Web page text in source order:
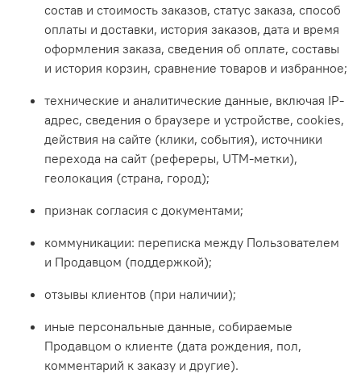
состав и стоимость заказов, статус заказа, способ
оплаты и доставки, история заказов, дата и время
оформления заказа, сведения об оплате, составы
и история корзин, сравнение товаров и избранное;
технические и аналитические данные, включая IP-
адрес, сведения о браузере и устройстве, сookies,
действия на сайте (клики, события), источники
перехода на сайт (рефереры, UTM-метки),
геолокация (страна, город);
признак согласия с документами;
коммуникации: переписка между Пользователем
и Продавцом (поддержкой);
отзывы клиентов (при наличии);
иные персональные данные, собираемые
Продавцом о клиенте (дата рождения, пол,
комментарий к заказу и другие).